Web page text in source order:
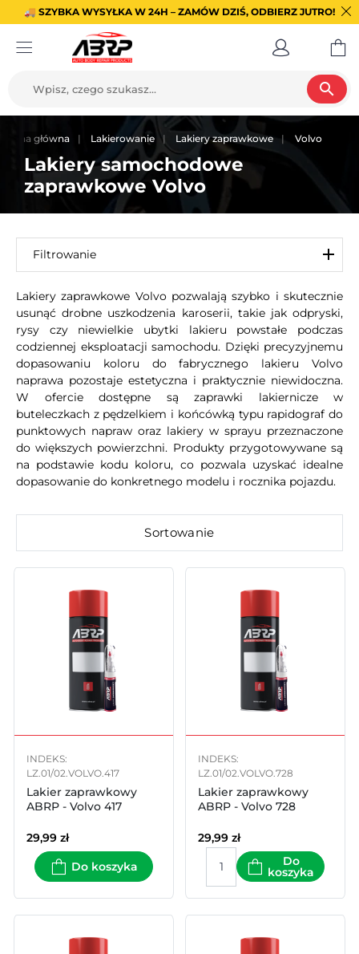
🚚 SZYBKA WYSYŁKA W 24H – ZAMÓW DZIŚ, ODBIERZ JUTRO!
search
Strona główna Lakierowanie Lakiery zaprawkowe Volvo
Lakiery samochodowe
zaprawkowe Volvo
Filtrowanie
Lakiery zaprawkowe Volvo pozwalają szybko i skutecznie
usunąć drobne uszkodzenia karoserii, takie jak odpryski,
rysy czy niewielkie ubytki lakieru powstałe podczas
codziennej eksploatacji samochodu. Dzięki precyzyjnemu
dopasowaniu koloru do fabrycznego lakieru Volvo
naprawa pozostaje estetyczna i praktycznie niewidoczna.
W ofercie dostępne są zaprawki lakiernicze w
buteleczkach z pędzelkiem i końcówką typu rapidograf do
punktowych napraw oraz lakiery w sprayu przeznaczone
do większych powierzchni. Produkty przygotowywane są
na podstawie kodu koloru, co pozwala uzyskać idealne
dopasowanie do konkretnego modelu i rocznika pojazdu.
Sortowanie
INDEKS:
LZ.01/02.VOLVO.417
Lakier zaprawkowy
ABRP - Volvo 417
29,99 zł
Do koszyka
INDEKS:
LZ.01/02.VOLVO.728
Lakier zaprawkowy
ABRP - Volvo 728
29,99 zł
Do
koszyka